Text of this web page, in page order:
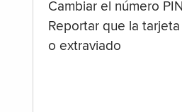
Cambiar el número PIN
Reportar que la
o extraviado